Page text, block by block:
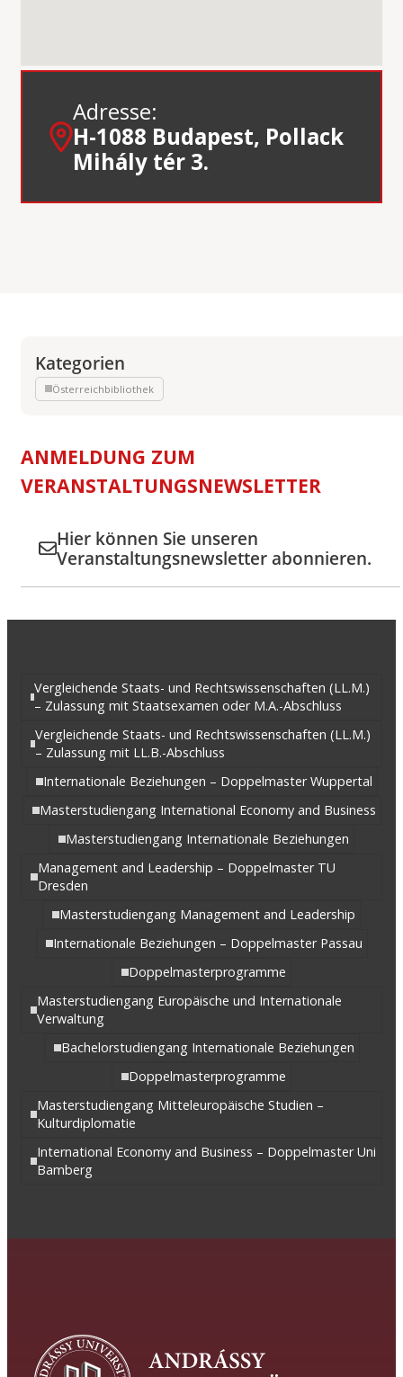
Adresse:
H-1088 Budapest, Pollack
Mihály tér 3.
Kategorien
Österreichbibliothek
ANMELDUNG ZUM
VERANSTALTUNGSNEWSLETTER
Hier können Sie unseren
Veranstaltungsnewsletter abonnieren.
Vergleichende Staats- und Rechtswissenschaften (LL.M.)
– Zulassung mit Staatsexamen oder M.A.-Abschluss
Vergleichende Staats- und Rechtswissenschaften (LL.M.)
– Zulassung mit LL.B.-Abschluss
Internationale Beziehungen – Doppelmaster Wuppertal
Masterstudiengang International Economy and Business
Masterstudiengang Internationale Beziehungen
Management and Leadership – Doppelmaster TU
Dresden
Masterstudiengang Management and Leadership
Internationale Beziehungen – Doppelmaster Passau
Doppelmasterprogramme
Masterstudiengang Europäische und Internationale
Verwaltung
Bachelorstudiengang Internationale Beziehungen
Doppelmasterprogramme
Masterstudiengang Mitteleuropäische Studien –
Kulturdiplomatie
International Economy and Business – Doppelmaster Uni
Bamberg